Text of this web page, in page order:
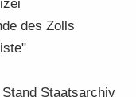
des Zolls
Staats­ar­chiv